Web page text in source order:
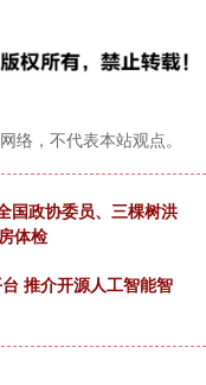
络，不代表本站观点。
国政协委员、三棵树洪
体检
推介开源人工智能智